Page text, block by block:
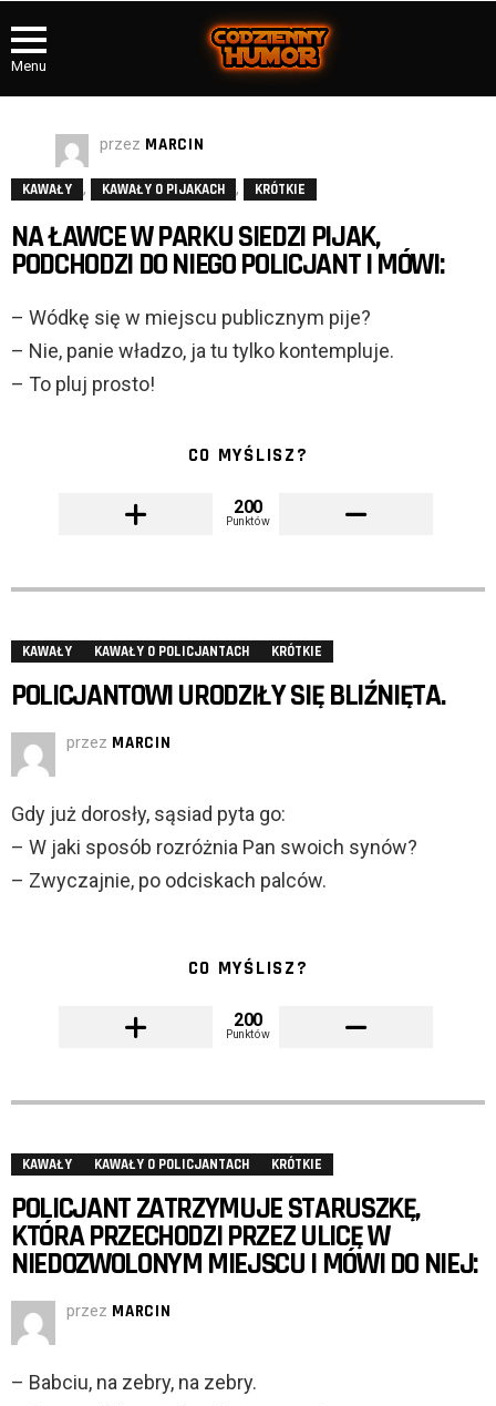
Menu
przez MARCIN
KAWAŁY , KAWAŁY O PIJAKACH , KRÓTKIE
NA ŁAWCE W PARKU SIEDZI PIJAK,
PODCHODZI DO NIEGO POLICJANT I MÓWI:
– Wódkę się w miejscu publicznym pije?
– Nie, panie władzo, ja tu tylko kontempluje.
– To pluj prosto!
CO MYŚLISZ?
200
Punktów
KAWAŁY KAWAŁY O POLICJANTACH KRÓTKIE
POLICJANTOWI URODZIŁY SIĘ BLIŹNIĘTA.
przez MARCIN
Gdy już dorosły, sąsiad pyta go:
– W jaki sposób rozróżnia Pan swoich synów?
– Zwyczajnie, po odciskach palców.
CO MYŚLISZ?
200
Punktów
KAWAŁY KAWAŁY O POLICJANTACH KRÓTKIE
POLICJANT ZATRZYMUJE STARUSZKĘ,
KTÓRA PRZECHODZI PRZEZ ULICĘ W
NIEDOZWOLONYM MIEJSCU I MÓWI DO NIEJ:
przez MARCIN
– Babciu, na zebry, na zebry.